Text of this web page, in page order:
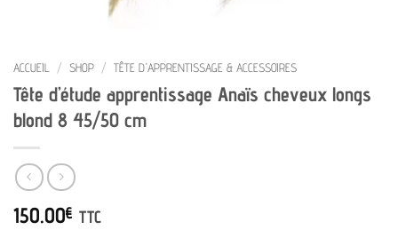
ACCUEIL / SHOP / TÊTE D'APPRENTISSAGE & ACCESSOIRES
Tête d’étude apprentissage Anaïs cheveux longs
blond 8 45/50 cm
150.00€ TTC